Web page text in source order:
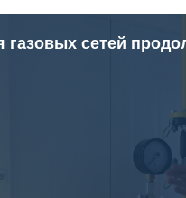
газовых сетей